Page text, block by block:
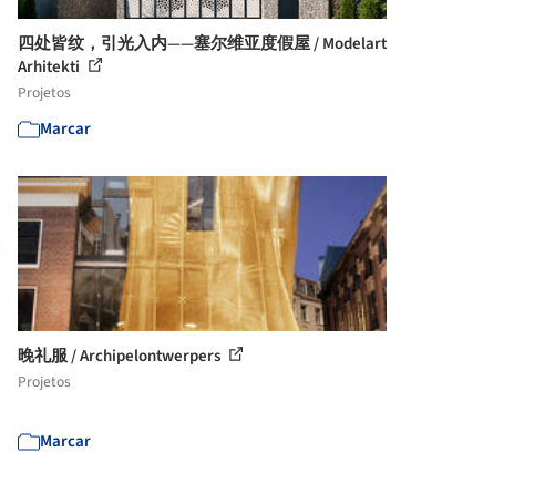
四处皆纹，引光入内——塞尔维亚度假屋 / Modelart
Arhitekti
Projetos
Marcar
晚礼服 / Archipelontwerpers
Projetos
Marcar